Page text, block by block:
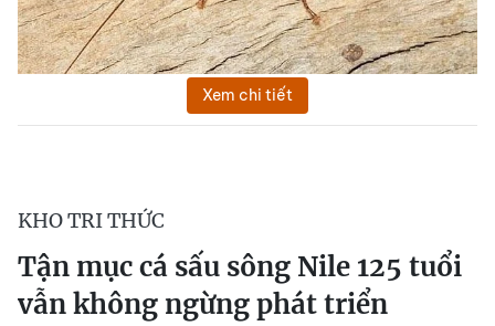
Xem chi tiết
KHO TRI THỨC
Tận mục cá sấu sông Nile 125 tuổi
vẫn không ngừng phát triển